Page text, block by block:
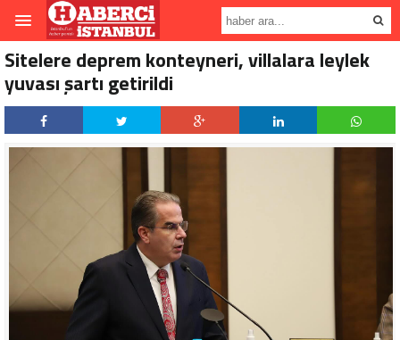
Sitelere deprem konteyneri, villalara leylek
yuvası şartı getirildi